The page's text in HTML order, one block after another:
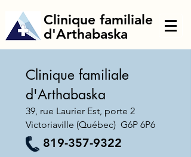
Clinique familiale
d'Arthabaska
Clinique familiale
d'Arthabaska
39, rue Laurier Est, porte 2
Victoriaville (Québec) G6P 6P6
819-357-9322